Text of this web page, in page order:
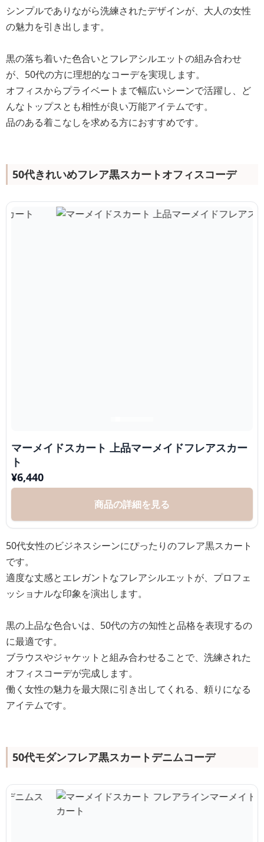
シンプルでありながら洗練されたデザインが、大人の女性
の魅力を引き出します。
黒の落ち着いた色合いとフレアシルエットの組み合わせ
が、50代の方に理想的なコーデを実現します。
オフィスからプライベートまで幅広いシーンで活躍し、ど
んなトップスとも相性が良い万能アイテムです。
品のある着こなしを求める方におすすめです。
50代きれいめフレア黒スカートオフィスコーデ
マーメイドスカート 上品マーメイドフレアスカー
ト
¥6,440
商品の詳細を見る
50代女性のビジネスシーンにぴったりのフレア黒スカート
です。
適度な丈感とエレガントなフレアシルエットが、プロフェ
ッショナルな印象を演出します。
黒の上品な色合いは、50代の方の知性と品格を表現するの
に最適です。
ブラウスやジャケットと組み合わせることで、洗練された
オフィスコーデが完成します。
働く女性の魅力を最大限に引き出してくれる、頼りになる
アイテムです。
50代モダンフレア黒スカートデニムコーデ